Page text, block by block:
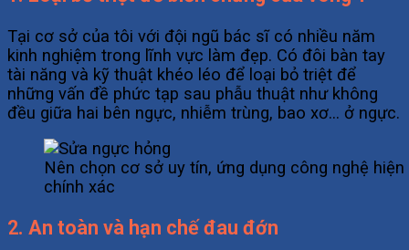
Tại cơ sở của tôi với đội ngũ bác sĩ có nhiều năm
kinh nghiệm trong lĩnh vực làm đẹp. Có đôi bàn tay
tài năng và kỹ thuật khéo léo để loại bỏ triệt để
những vấn đề phức tạp sau phẫu thuật như không
đều giữa hai bên ngực, nhiễm trùng, bao xơ… ở ngực.
Nên chọn cơ sở uy tín, ứng dụng công nghệ
chính xác
2. An toàn và hạn chế đau đớn